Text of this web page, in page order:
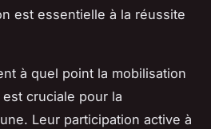
est essentielle à la réussite
à quel point la mobilisation
cruciale pour la
Leur participation active à